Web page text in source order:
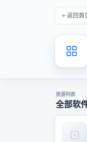
返回首
资源列表
全部软